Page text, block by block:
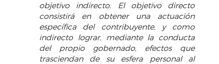
objetivo indirecto. El objetivo directo
consistirá en obtener una actuación
específica del contribuyente, y como
indirecto lograr, mediante la conducta
del propio gobernado, efectos que
trasciendan de su esfera personal al